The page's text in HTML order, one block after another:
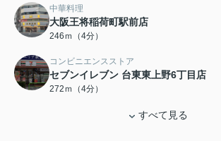
中華料理
大阪王将稲荷町駅前店
246ｍ（4分）
コンビニエンスストア
セブンイレブン 台東東上野6丁目店
272ｍ（4分）
すべて見る